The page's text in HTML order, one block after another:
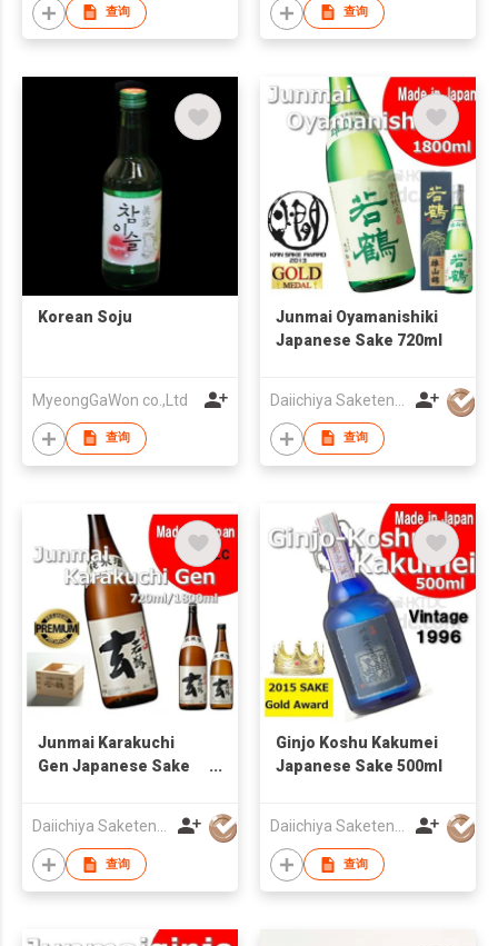
查询 查询
Korean Soju
MyeongGaWon co.,Ltd
查询
Junmai Oyamanishiki
Japanese Sake 720ml
查询
Junmai Karakuchi
Gen Japanese Sake
查询
Ginjo Koshu Kakumei
Japanese Sake 500ml
查询